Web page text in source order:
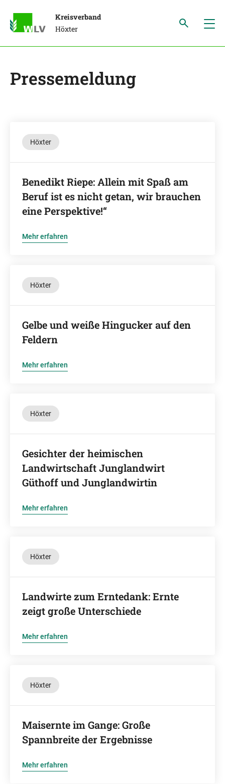
Kreisverband
Höxter
Pressemeldung
Höxter
Benedikt Riepe: Allein mit Spaß am
Beruf ist es nicht getan, wir brauchen
eine Perspektive!“
Mehr erfahren
Höxter
Gelbe und weiße Hingucker auf den
Feldern
Mehr erfahren
Höxter
Gesichter der heimischen
Landwirtschaft Junglandwirt
Güthoff und Junglandwirtin
Mehr erfahren
Höxter
Landwirte zum Erntedank: Ernte
zeigt große Unterschiede
Mehr erfahren
Höxter
Maisernte im Gange: Große
Spannbreite der Ergebnisse
Mehr erfahren